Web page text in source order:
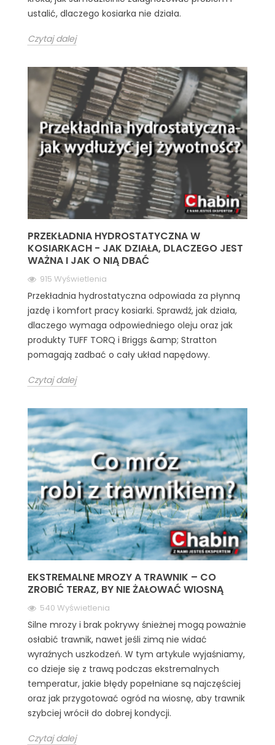
ustalić, dlaczego kosiarka nie działa.
Czytaj dalej
PRZEKŁADNIA HYDROSTATYCZNA W
KOSIARKACH - JAK DZIAŁA, DLACZEGO JEST
WAŻNA I JAK O NIĄ DBAĆ
915 Wyświetlenia
Przekładnia hydrostatyczna odpowiada za płynną
jazdę i komfort pracy kosiarki. Sprawdź, jak działa,
dlaczego wymaga odpowiedniego oleju oraz jak
produkty TUFF TORQ i Briggs &amp; Stratton
pomagają zadbać o cały układ napędowy.
Czytaj dalej
EKSTREMALNE MROZY A TRAWNIK – CO
ZROBIĆ TERAZ, BY NIE ŻAŁOWAĆ WIOSNĄ
540 Wyświetlenia
Silne mrozy i brak pokrywy śnieżnej mogą poważnie
osłabić trawnik, nawet jeśli zimą nie widać
wyraźnych uszkodzeń. W tym artykule wyjaśniamy,
co dzieje się z trawą podczas ekstremalnych
temperatur, jakie błędy popełniane są najczęściej
oraz jak przygotować ogród na wiosnę, aby trawnik
szybciej wrócił do dobrej kondycji.
Czytaj dalej